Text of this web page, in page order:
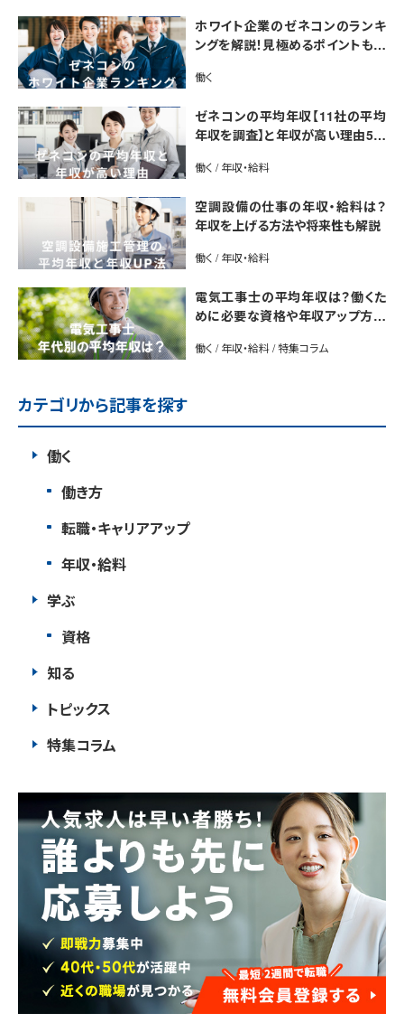
ホワイト企業のゼネコンのランキ
ングを解説！見極めるポイントも紹
働く
ゼネコンの平均年収【11社の平均
年収を調査】と年収が高い理由5選
働く / 年収・給料
空調設備の仕事の年収・給料は？
年収を上げる方法や将来性も解説
働く / 年収・給料
電気工事士の平均年収は？働くた
めに必要な資格や年収アップ方法
働く / 年収・給料 / 特集コラム
カテゴリから記事を探す
働く
働き方
転職・キャリアアップ
年収・給料
学ぶ
資格
知る
トピックス
特集コラム